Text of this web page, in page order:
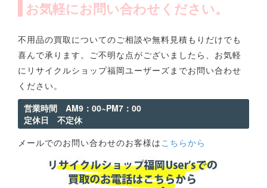
お気軽にお問い合わせください。
不用品の買取についてのご相談や無料見積もりだけでも
喜んで承ります。ご不明な点がございましたら、お気軽
にリサイクルショップ福岡ユーザーズまでお問い合わせ
ください。
営業時間 AM9：00~PM7：00
定休日 不定休
メールでのお問い合わせのお客様はこちらから